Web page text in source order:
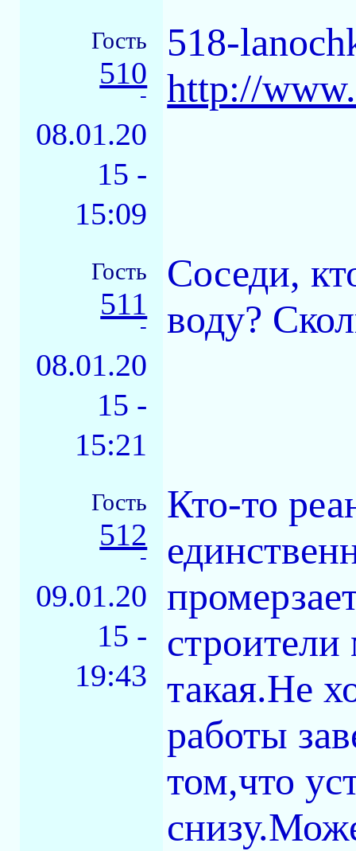
Гость
510
-
08.01.20
15 -
15:09
518-
http://
Гость
511
-
08.01.20
15 -
15:21
Соседи,
воду?
Гость
512
-
09.01.20
15 -
19:43
Кто-то
такая.Не
работы
том,что